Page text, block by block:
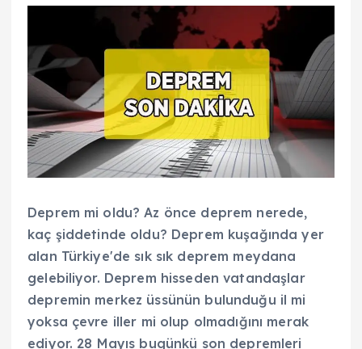
Deprem mi oldu? Az önce deprem nerede,
kaç şiddetinde oldu? Deprem kuşağında yer
alan Türkiye'de sık sık deprem meydana
gelebiliyor. Deprem hisseden vatandaşlar
depremin merkez üssünün bulunduğu il mi
yoksa çevre iller mi olup olmadığını merak
ediyor. 28 Mayıs bugünkü son depremleri